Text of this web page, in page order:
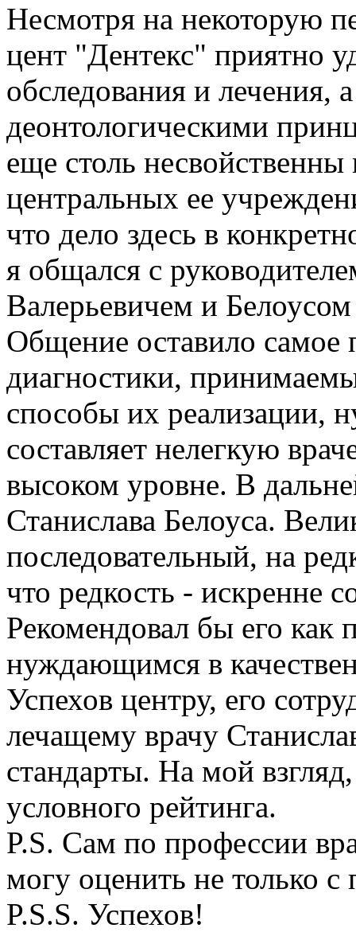
Несмотря на некоторую
цент "Дентекс" приятно
обследования и лечения,
деонтологическими
еще столь
центральных ее
что дело здесь в
я общался с
Валерьевичем и
Общение оставило самое
диагностики,
способы их реализации,
составляет нелегкую
высоком уровне. В
Станислава Белоуса.
последовательный, на
что редкость - искренне
Рекомендовал бы его как
нуждающимся в
Успехов центру, его
лечащему врачу
стандарты. На мой
условного рейтинга.
P.S. Сам по профессии
могу оценить не только с
P.S.S. Успехов!